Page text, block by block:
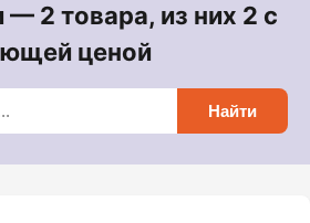
— 2 товара, из них 2 с
ценой
Найти